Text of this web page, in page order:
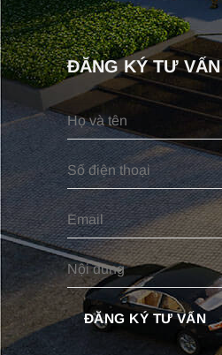
ĐĂNG KÝ TƯ VẤN